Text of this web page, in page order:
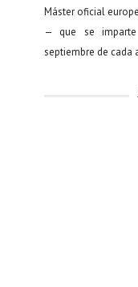
Máster oficial
— que se imparte
septiembre de cada